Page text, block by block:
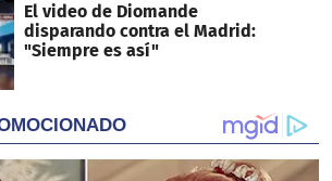
El video de Diomande
disparando contra el Madrid:
"Siempre es así"